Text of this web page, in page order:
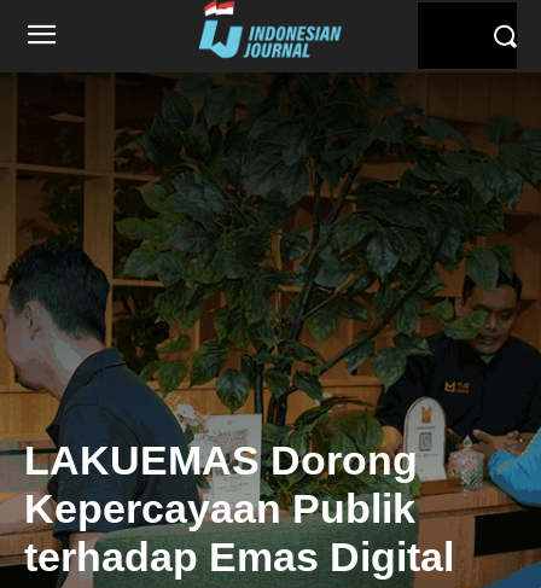
LAKUEMAS Dorong
Kepercayaan Publik
terhadap Emas Digital